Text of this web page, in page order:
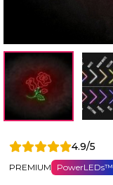
4.9/5
PREMIUM PowerLEDs™